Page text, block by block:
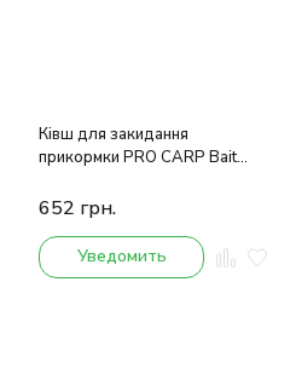
Ківш для закидання
прикормки PRO CARP Bait
652 грн.
Уведомить